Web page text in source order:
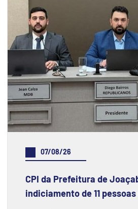
07/08/26
CPI da Prefeitura de
indiciamento de 11